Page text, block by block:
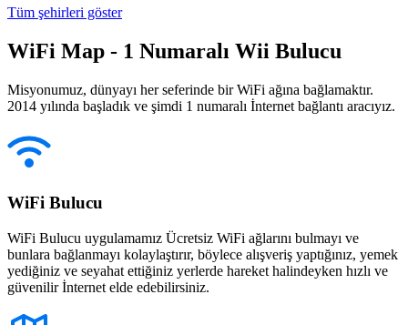
Tüm şehirleri göster
WiFi Map - 1 Numaralı Wii Bulucu
Misyonumuz, dünyayı her seferinde bir WiFi ağına bağlamaktır.
2014 yılında başladık ve şimdi 1 numaralı İnternet bağlantı aracıyız.
WiFi Bulucu
WiFi Bulucu uygulamamız Ücretsiz WiFi ağlarını bulmayı ve
bunlara bağlanmayı kolaylaştırır, böylece alışveriş yaptığınız, yemek
yediğiniz ve seyahat ettiğiniz yerlerde hareket halindeyken hızlı ve
güvenilir İnternet elde edebilirsiniz.